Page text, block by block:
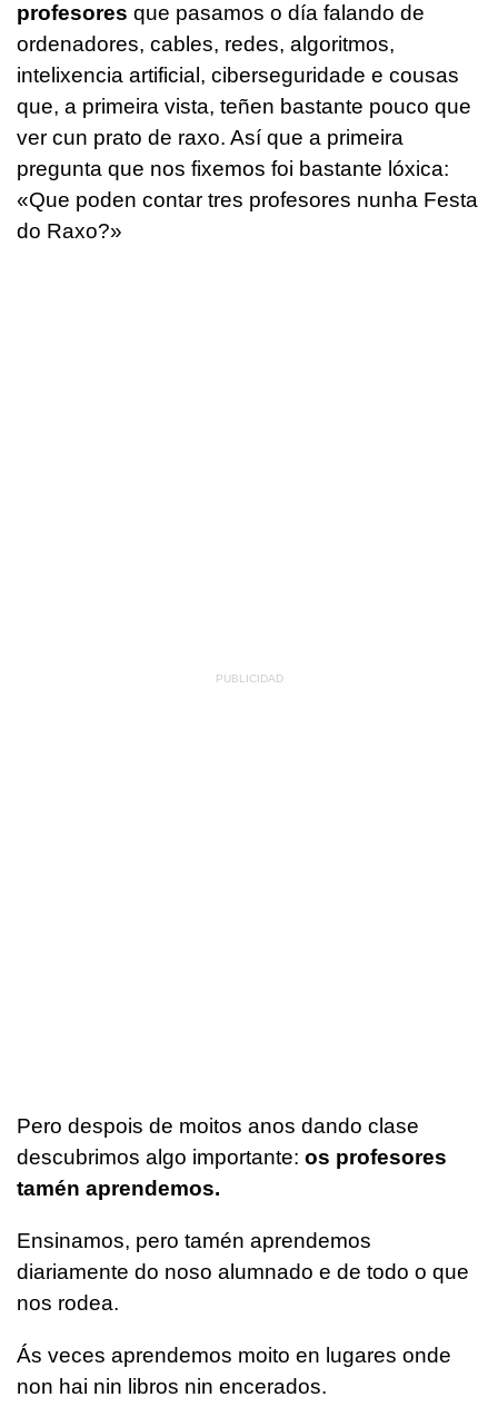
profesores que pasamos o día falando de
ordenadores, cables, redes, algoritmos,
intelixencia artificial, ciberseguridade e cousas
que, a primeira vista, teñen bastante pouco que
ver cun prato de raxo. Así que a primeira
pregunta que nos fixemos foi bastante lóxica:
«Que poden contar tres profesores nunha Festa
do Raxo?»
Pero despois de moitos anos dando clase
descubrimos algo importante: os profesores
tamén aprendemos.
Ensinamos, pero tamén aprendemos
diariamente do noso alumnado e de todo o que
nos rodea.
Ás veces aprendemos moito en lugares onde
non hai nin libros nin encerados.